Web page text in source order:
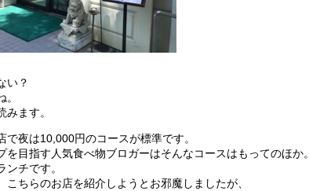
い？
みます。
で夜は10,000円のコースが標準です。
を目指す人気食べ物ブロガーはそんなコースはもってのほか。
ンチです。
こちらのお店を紹介しようとお邪魔しましたが、